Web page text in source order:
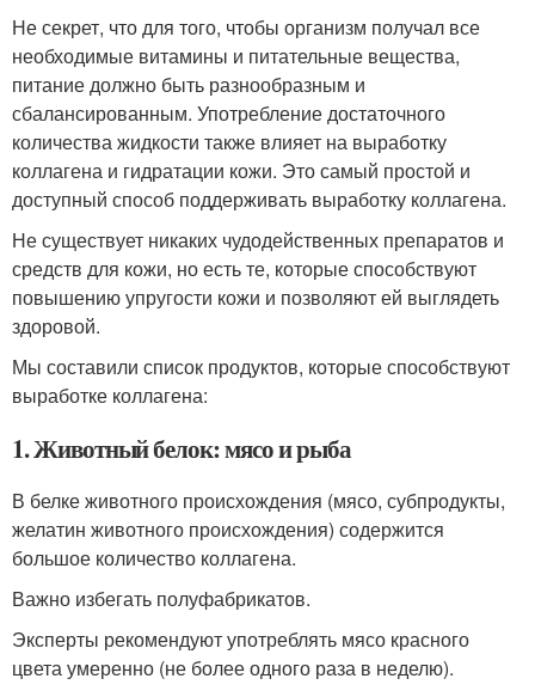
Не секрет, что для того, чтобы организм получал все
необходимые витамины и питательные вещества,
питание должно быть разнообразным и
сбалансированным. Употребление достаточного
количества жидкости также влияет на выработку
коллагена и гидратации кожи. Это самый простой и
доступный способ поддерживать выработку коллагена.
Не существует никаких чудодейственных препаратов и
средств для кожи, но есть те, которые способствуют
повышению упругости кожи и позволяют ей выглядеть
здоровой.
Мы составили список продуктов, которые способствуют
выработке коллагена:
1. Животный белок: мясо и рыба
В белке животного происхождения (мясо, субпродукты,
желатин животного происхождения) содержится
большое количество коллагена.
Важно избегать полуфабрикатов.
Эксперты рекомендуют употреблять мясо красного
цвета умеренно (не более одного раза в неделю).